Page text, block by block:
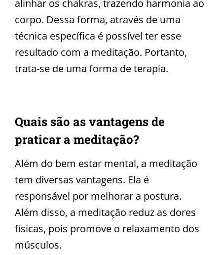
alinhar os chakras, trazendo harmonia ao
corpo. Dessa forma, através de uma
técnica específica é possível ter esse
resultado com a meditação. Portanto,
trata-se de uma forma de terapia.
Quais são as vantagens de
praticar a meditação?
Além do bem estar mental, a meditação
tem diversas vantagens. Ela é
responsável por melhorar a postura.
Além disso, a meditação reduz as dores
físicas, pois promove o relaxamento dos
músculos.